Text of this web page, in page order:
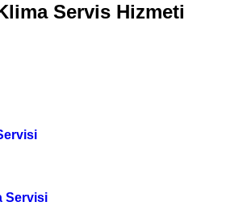
Servis Hizmeti
Servisi